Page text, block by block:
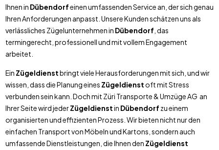
Ihnen in Dübendorfeinen umfassenden Service an, der sich genau
Ihren Anforderungen anpasst. Unsere Kunden schätzen uns als
verlässliches Zügelunternehmen in Dübendorf , das
termingerecht, professionell und mit vollem Engagement
arbeitet.
Ein Zügeldienstbringt viele Herausforderungen mit sich, und wir
wissen, dass die Planung eines Zügeldienstoft mit Stress
verbunden sein kann. Doch mit Züri Transporte & Umzüge AG an
Ihrer Seite wird jederZügeldienstin Dübendorf zu einem
organisierten und effizienten Prozess. Wir bieten nicht nur den
einfachen Transport von Möbeln und Kartons, sondern auch
umfassende Dienstleistungen, die Ihnen den Zügeldienst